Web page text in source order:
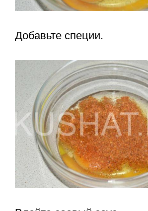
Добавьте специи.